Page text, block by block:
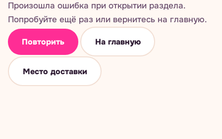
Произошла ошибка при открытии раздела.
Попробуйте ещё раз или вернитесь на главную.
Повторить На главную
Место доставки